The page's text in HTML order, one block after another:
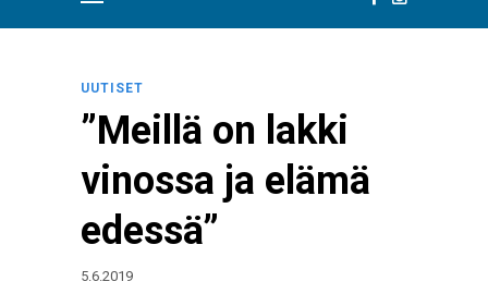
UUTISET
”Meillä on lakki
vinossa ja elämä
edessä”
5.6.2019